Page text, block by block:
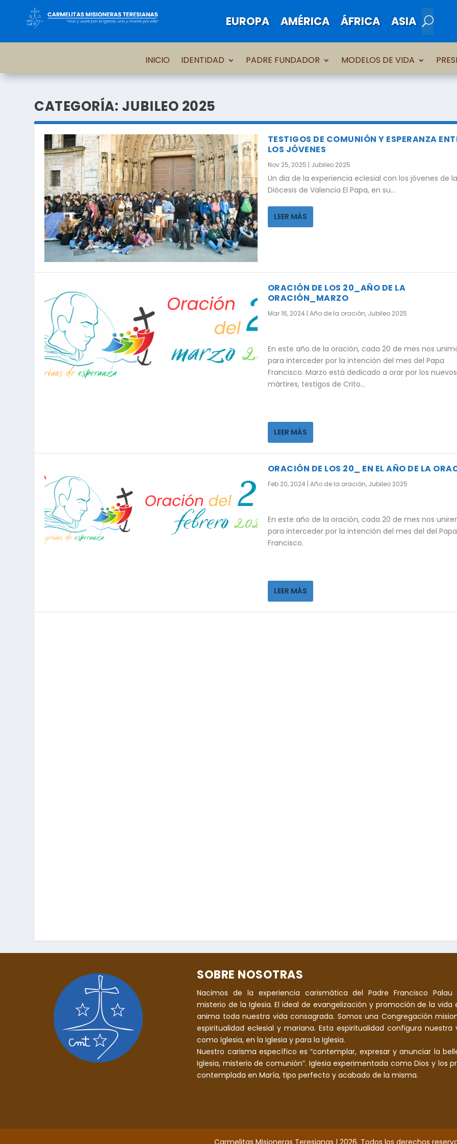
EUROPA AMÉRICA ÁFRICA ASIA
INICIO IDENTIDAD PADRE FUNDADOR MODELOS DE VIDA
CATEGORÍA: JUBILEO 2025
TESTIGOS DE COMUNIÓN Y ESPERANZA
LOS JÓVENES
Nov 25, 2025 | Jubileo 2025
Un dia de la experiencia eclesial con los jóvenes de la
Diócesis de Valencia El Papa, en su...
LEER MÁS
ORACIÓN DE LOS 20_AÑO DE LA
ORACIÓN_MARZO
Mar 16, 2024 | Año de la oración, Jubileo 2025
En este año de la oración, cada 20 de mes nos
para interceder por la intención del mes del Papa
Francisco. Marzo está dedicado a orar por los nuevos
mártires, testigos de Crito…
LEER MÁS
ORACIÓN DE LOS 20_ EN EL AÑO DE LA
Feb 20, 2024 | Año de la oración, Jubileo 2025
En este año de la oración, cada 20 de mes nos
para interceder por la intención del mes del del Papa
Francisco.
LEER MÁS
SOBRE NOSOTRAS
Nacimos de la experiencia carismática del Padre Francisco Palau
misterio de la Iglesia. El ideal de evangelización y promoción de la vida
anima toda nuestra vida consagrada. Somos una Congregación
espiritualidad eclesial y mariana. Esta espiritualidad configura nuestra
como Iglesia, en la Iglesia y para la Iglesia.
Nuestro carisma específico es “contemplar, expresar y anunciar la
Iglesia, misterio de comunión”. Iglesia experimentada como Dios y los
contemplada en María, tipo perfecto y acabado de la misma.